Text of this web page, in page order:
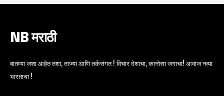
NB मराठी
बातम्या जशा आहेत तशा, ताज्या आणि तर्कसंगत ! विचार देशाचा, कानोसा जगाचा! आवाज नव्या
भारताचा !